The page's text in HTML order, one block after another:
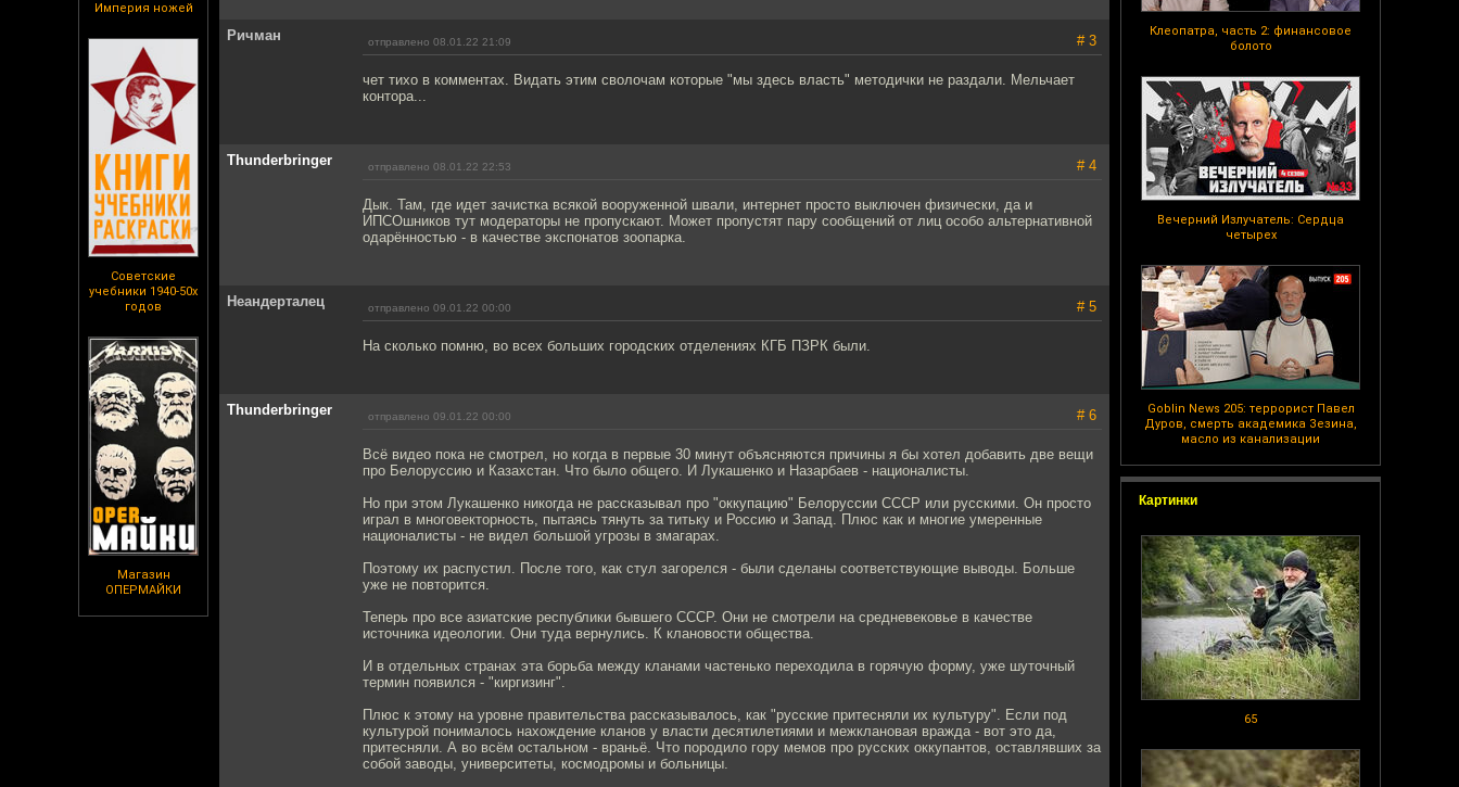
Империя ножей
Советские
учебники 1940-50х
годов
Магазин
ОПЕРМАЙКИ
Клеопатра, часть 2: финансовое
болото
Вечерний Излучатель: Сердца
четырех
Goblin News 205: террорист Павел
Дуров, смерть академика Зезина,
масло из канализации
Картинки
65
Ричман отправлено 08.01.22 21:09 # 3
чет тихо в комментах. Видать этим сволочам которые "мы здесь власть" методички не раздали. Мельчает
контора...
Thunderbringer отправлено 08.01.22 22:53 # 4
Дык. Там, где идет зачистка всякой вооруженной швали, интернет просто выключен физически, да и
ИПСОшников тут модераторы не пропускают. Может пропустят пару сообщений от лиц особо альтернативной
одарённостью - в качестве экспонатов зоопарка.
Неандерталец отправлено 09.01.22 00:00 # 5
На сколько помню, во всех больших городских отделениях КГБ ПЗРК были.
Thunderbringer отправлено 09.01.22 00:00 # 6
Всё видео пока не смотрел, но когда в первые 30 минут объясняются причины я бы хотел добавить две вещи
про Белоруссию и Казахстан. Что было общего. И Лукашенко и Назарбаев - националисты.
Но при этом Лукашенко никогда не рассказывал про "оккупацию" Белоруссии СССР или русскими. Он просто
играл в многовекторность, пытаясь тянуть за титьку и Россию и Запад. Плюс как и многие умеренные
националисты - не видел большой угрозы в змагарах.
Поэтому их распустил. После того, как стул загорелся - были сделаны соответствующие выводы. Больше
уже не повторится.
Теперь про все азиатские республики бывшего СССР. Они не смотрели на средневековье в качестве
источника идеологии. Они туда вернулись. К клановости общества.
И в отдельных странах эта борьба между кланами частенько переходила в горячую форму, уже шуточный
термин появился - "киргизинг".
Плюс к этому на уровне правительства рассказывалось, как "русские притесняли их культуру". Если под
культурой понималось нахождение кланов у власти десятилетиями и межклановая вражда - вот это да,
притесняли. А во всём остальном - враньё. Что породило гору мемов про русских оккупантов, оставлявших за
собой заводы, университеты, космодромы и больницы.